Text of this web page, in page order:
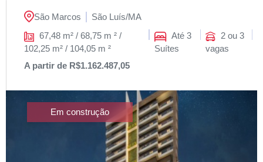
São Marcos São Luís/MA
67,48 m² / 68,75 m ² /
102,25 m² / 104,05 m ²
Até 3
Suítes
2 ou 3
vagas
A partir de R$1.162.487,05
Em construção